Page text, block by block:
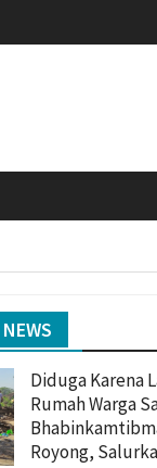
Diduga Karena
Rumah Warga
Royong,